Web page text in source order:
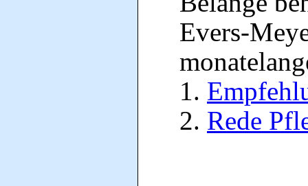
Evers-
Rede